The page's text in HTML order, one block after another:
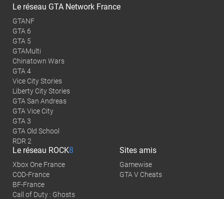
Le réseau GTA Network France
GTANF
GTA 6
GTA 5
GTAMulti
Chinatown Wars
GTA 4
Vice City Stories
Liberty City Stories
GTA San Andreas
GTA Vice City
GTA 3
GTA Old School
RDR 2
Le réseau ROCK8
Xbox One France
COD-France
BF-France
Call of Duty : Ghosts
Sites amis
Gamewise
GTA V Cheats